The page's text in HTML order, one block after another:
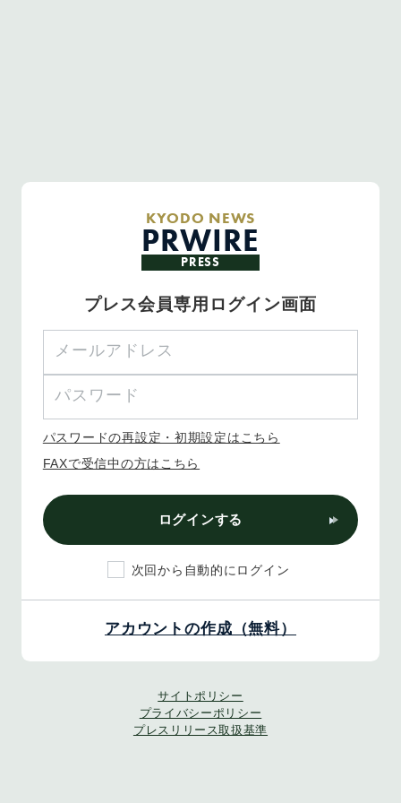
KYODO NEWS
PRWIRE
PRESS
プレス会員専用ログイン画面
パスワードの再設定・初期設定はこちら
FAXで受信中の方はこちら
ログインする
次回から自動的にログイン
アカウントの作成（無料）
サイトポリシー
プライバシーポリシー
プレスリリース取扱基準